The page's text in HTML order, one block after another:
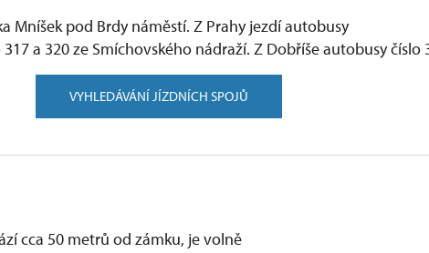
Mníšek pod Brdy náměstí. Z Prahy jezdí autobusy
a 320 ze Smíchovského nádraží. Z Dobříše autobusy číslo
VYHLEDÁVÁNÍ JÍZDNÍCH SPOJŮ
cca 50 metrů od zámku, je volně